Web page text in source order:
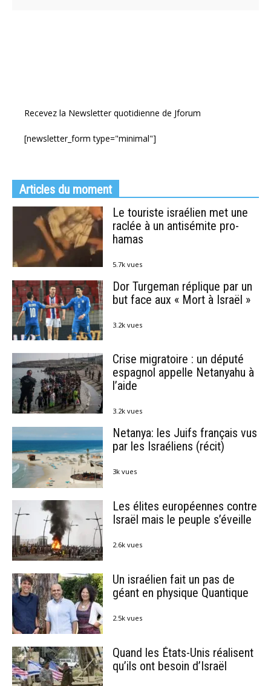
Recevez la Newsletter quotidienne de Jforum
[newsletter_form type="minimal"]
Articles du moment
Le touriste israélien met une
raclée à un antisémite pro-
hamas
5.7k vues
Dor Turgeman réplique par un
but face aux « Mort à Israël »
3.2k vues
Crise migratoire : un député
espagnol appelle Netanyahu à
l’aide
3.2k vues
Netanya: les Juifs français vus
par les Israéliens (récit)
3k vues
Les élites européennes contre
Israël mais le peuple s’éveille
2.6k vues
Un israélien fait un pas de
géant en physique Quantique
2.5k vues
Quand les États-Unis réalisent
qu’ils ont besoin d’Israël